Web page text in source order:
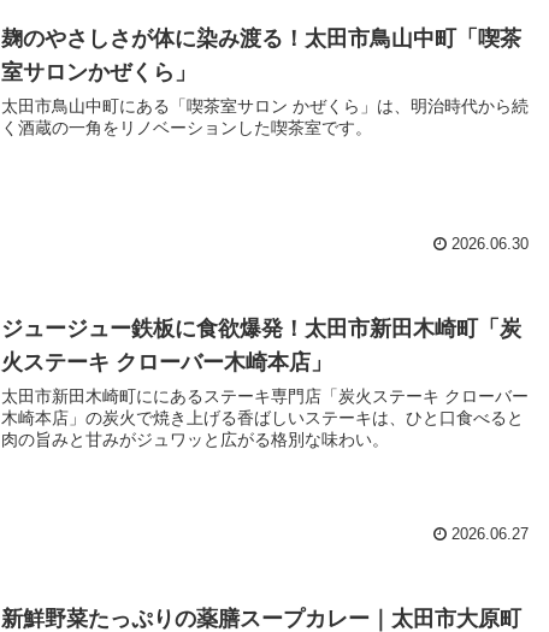
麹のやさしさが体に染み渡る！太田市鳥山中町「喫茶
室サロンかぜくら」
太田市鳥山中町にある「喫茶室サロン かぜくら」は、明治時代から続
く酒蔵の一角をリノベーションした喫茶室です。
2026.06.30
ジュージュー鉄板に食欲爆発！太田市新田木崎町「炭
火ステーキ クローバー木崎本店」
太田市新田木崎町ににあるステーキ専門店「炭火ステーキ クローバー
木崎本店」の炭火で焼き上げる香ばしいステーキは、ひと口食べると
肉の旨みと甘みがジュワッと広がる格別な味わい。
2026.06.27
新鮮野菜たっぷりの薬膳スープカレー｜太田市大原町